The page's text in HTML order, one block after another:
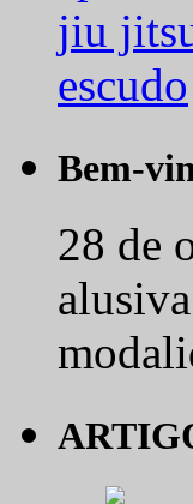
Bem-
28 de